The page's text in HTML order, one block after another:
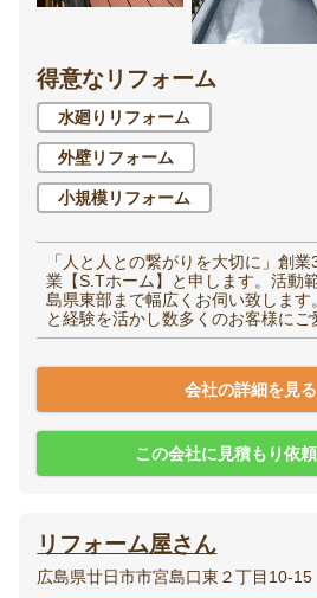
得意なリフォーム
水廻りリフォーム
外壁リフォーム
小規模リフォーム
「人と人との繋がりを大切に」創
業【S.Tホーム】と申します。活動
島県東部まで幅広くお伺い致しま
と経験を活かし数多くのお客様にご
会社の詳細を見る
この会社に見積もり依
リフォーム屋さん
広島県廿日市市宮島口東２丁目10-15